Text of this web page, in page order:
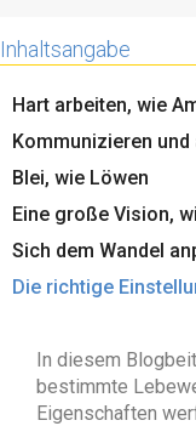
Inhaltsangabe
Hart arbeiten, wie
Kommunizieren
Blei, wie Löwen
Eine große Vision,
Sich dem Wandel
Die richtige
In diesem
bestimmte
Eigenschaften